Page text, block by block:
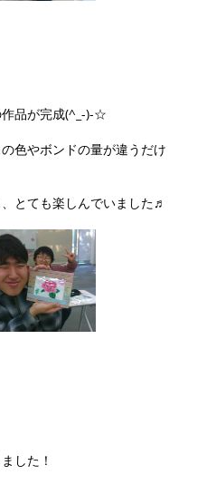
品が完成(^_-)-☆
色やボンドの量が違うだけ
とても楽しんでいました♬
した！